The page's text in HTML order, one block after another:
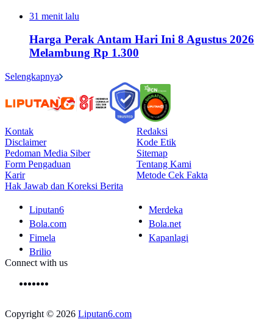
31 menit lalu
Harga Perak Antam Hari Ini 8 Agustus 2026
Melambung Rp 1.300
Selengkapnya
Kontak
Redaksi
Disclaimer
Kode Etik
Pedoman Media Siber
Sitemap
Form Pengaduan
Tentang Kami
Karir
Metode Cek Fakta
Hak Jawab dan Koreksi Berita
Liputan6
Merdeka
Bola.com
Bola.net
Fimela
Kapanlagi
Brilio
Connect with us
Copyright © 2026 Liputan6.com